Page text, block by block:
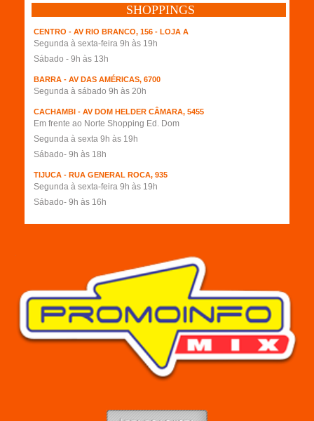
SHOPPINGS
CENTRO - AV RIO BRANCO, 156 - LOJA A
Segunda à sexta-feira 9h às 19h
Sábado - 9h às 13h
BARRA - AV DAS AMÉRICAS, 6700
Segunda à sábado 9h às 20h
CACHAMBI - AV DOM HELDER CÂMARA, 5455
Em frente ao Norte Shopping Ed. Dom
Segunda à sexta 9h às 19h
Sábado- 9h às 18h
TIJUCA - RUA GENERAL ROCA, 935
Segunda à sexta-feira 9h às 19h
Sábado- 9h às 16h